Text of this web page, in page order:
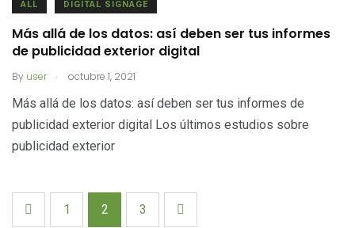
ALL DIGITAL SIGNAGE
Más allá de los datos: así deben ser tus informes
de publicidad exterior digital
By user . octubre 1, 2021
Más allá de los datos: así deben ser tus informes de
publicidad exterior digital Los últimos estudios sobre
publicidad exterior
1 2 3